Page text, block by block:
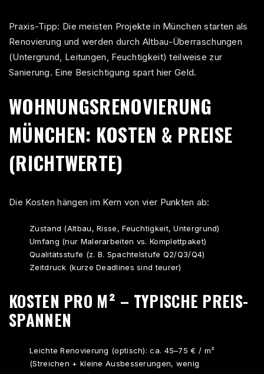
Praxis-Tipp: Die meisten Projekte in München starten als
Renovierung und werden durch Altbau-Überraschungen
(Untergrund, Leitungen, Feuchtigkeit) teilweise zur
Sanierung. Eine Besichtigung spart hier Geld.
WOHNUNGSRENOVIERUNG
MÜNCHEN: KOSTEN & PREISE
(RICHTWERTE)
Die Kosten hängen im Kern von vier Punkten ab:
Zustand (Altbau, Risse, Feuchtigkeit, Untergrund)
Umfang (nur Malerarbeiten vs. Komplettpaket)
Qualitätsstufe (z. B. Spachtelstufe Q2/Q3/Q4)
Zeitdruck (kurze Deadlines sind teurer)
KOSTEN PRO M² – TYPISCHE PREIS-
SPANNEN
Leichte Renovierung (optisch): ca. 45–75 € / m²
(Streichen + kleine Ausbesserungen, wenig